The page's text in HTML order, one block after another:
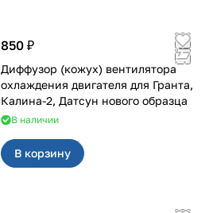
850 ₽
Диффузор (кожух) вентилятора
охлаждения двигателя для Гранта,
Калина-2, Датсун нового образца
В наличии
В корзину